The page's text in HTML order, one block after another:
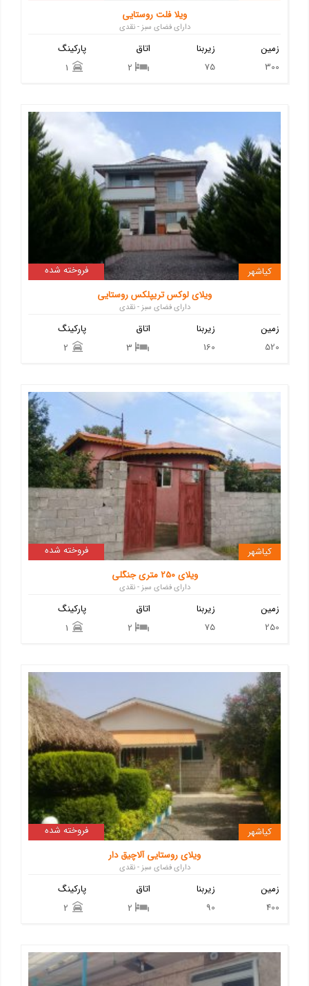
ویلا فلت روستایی
دارای فضای سبز - نقدی
پارکینگ
اتاق
2
زیربنا
75
زمین
300
فروخته شده
کیاشهر
ویلای لوکس تریپلکس روستایی
دارای فضای سبز - نقدی
پارکینگ
اتاق
3
زیربنا
160
زمین
520
فروخته شده
کیاشهر
ویلای 250 متری جنگلی
دارای فضای سبز - نقدی
پارکینگ
اتاق
2
زیربنا
75
زمین
250
فروخته شده
کیاشهر
ویلای روستایی آلاچیق دار
دارای فضای سبز - نقدی
پارکینگ
اتاق
2
زیربنا
90
زمین
400